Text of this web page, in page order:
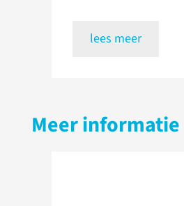
lees meer
Meer informatie